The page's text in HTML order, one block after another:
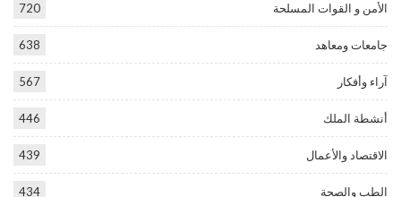
الأمن و القوات المسلحة 720
جامعات ومعاهد 638
آراء وأفكار 567
أنشطة الملك 446
الاقتصاد والأعمال 439
الطب والصحة 434